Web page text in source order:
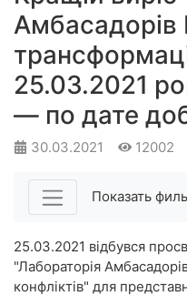
25.03.2021
— по дате
30.03.2021 12002
Показать
25.03.2021 відбувся
"Лабораторія
конфліктів" для